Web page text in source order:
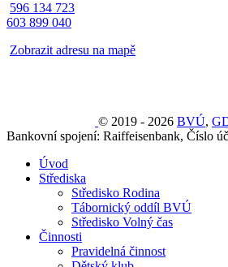
596 134 723
603 899 040
Zobrazit adresu na mapě
© 2019 - 2026 BVÚ,
Bankovní spojení: Raiffeisenbank, Číslo
Úvod
Střediska
Středisko Rodina
Tábornický oddíl BVÚ
Středisko Volný čas
Činnosti
Pravidelná činnost